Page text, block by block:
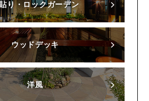
り・ロックガーデン
ウッドデッキ
洋風